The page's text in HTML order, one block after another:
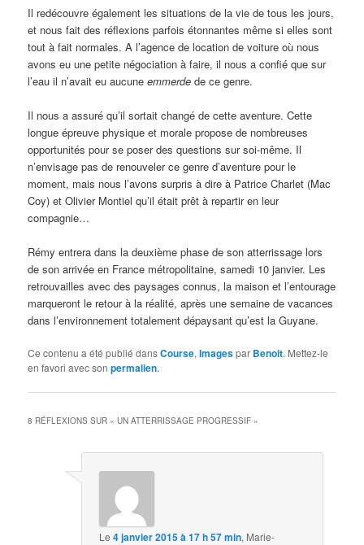
Il redécouvre également les situations de la vie de tous les jours,
et nous fait des réflexions parfois étonnantes même si elles sont
tout à fait normales. A l’agence de location de voiture où nous
avons eu une petite négociation à faire, il nous a confié que sur
l’eau il n’avait eu aucuneemmerde de ce genre.
Il nous a assuré qu’il sortait changé de cette aventure. Cette
longue épreuve physique et morale propose de nombreuses
opportunités pour se poser des questions sur soi-même. Il
n’envisage pas de renouveler ce genre d’aventure pour le
moment, mais nous l’avons surpris à dire à Patrice Charlet (Mac
Coy) et Olivier Montiel qu’il était prêt à repartir en leur
compagnie…
Rémy entrera dans la deuxième phase de son atterrissage lors
de son arrivée en France métropolitaine, samedi 10 janvier. Les
retrouvailles avec des paysages connus, la maison et l’entourage
marqueront le retour à la réalité, après une semaine de vacances
dans l’environnement totalement dépaysant qu’est la Guyane.
Ce contenu a été publié dansCourse,Imagespar Benoit. Mettez-le
en favori avec sonpermalien.
8 RÉFLEXIONS SUR «UN ATTERRISSAGE PROGRESSIF »
Le4 janvier 2015 à 17 h 57 min, Marie-